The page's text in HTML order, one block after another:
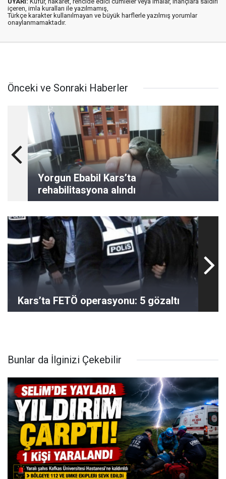
içeren, imla kuralları ile yazılmamış,
Türkçe karakter kullanılmayan ve büyük harflerle yazılmış yorumlar
onaylanmamaktadır.
Önceki ve Sonraki Haberler
Yorgun Ebabil Kars’ta
rehabilitasyona alındı
Kars’ta FETÖ operasyonu: 5 gözaltı
Bunlar da İlginizi Çekebilir